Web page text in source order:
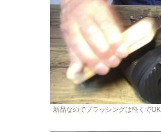
新品なのでブラッシングは軽くでOK